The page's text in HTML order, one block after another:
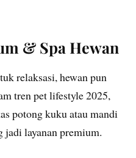
& Spa Hewan
relaksasi, hewan pun
tren pet lifestyle 2025,
potong kuku atau mandi
jadi layanan premium.